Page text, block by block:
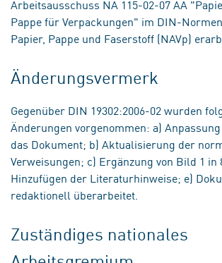
Arbeitsausschuss NA 115-02-07 AA
Pappe für Verpackungen" im DIN-
Papier, Pappe und Faserstoff (NAVp)
Änderungsvermerk
Gegenüber DIN 19302:2006-02 wurden
Änderungen vorgenommen: a)
das Dokument; b) Aktualisierung der
Verweisungen; c) Ergänzung von Bild 1 in
Hinzufügen der Literaturhinweise; e)
redaktionell überarbeitet.
Zuständiges nationales